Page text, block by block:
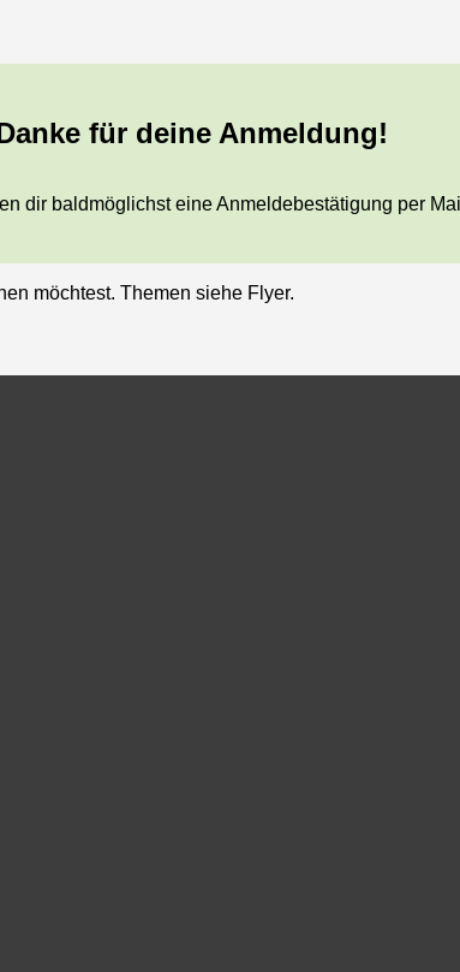
für deine Anmeldung!
dir baldmöglichst eine Anmeldebestätigung per
möchtest. Themen siehe Flyer.